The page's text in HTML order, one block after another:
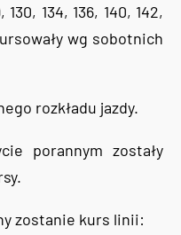
130, 134, 136, 140, 142,
wg sobotnich
rozkładu jazdy.
porannym zostały
zostanie kurs linii: